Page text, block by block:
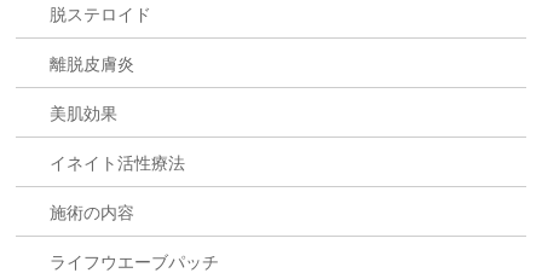
脱ステロイド
離脱皮膚炎
美肌効果
イネイト活性療法
施術の内容
ライフウエーブパッチ